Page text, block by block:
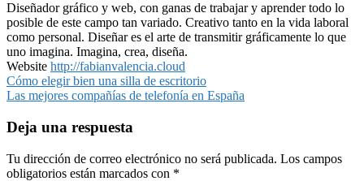
Diseñador gráfico y web, con ganas de trabajar y aprender todo lo
posible de este campo tan variado. Creativo tanto en la vida laboral
como personal. Diseñar es el arte de transmitir gráficamente lo que
uno imagina. Imagina, crea, diseña.
Website http://fabianvalencia.cloud
Navegación
de
entradas
Cómo elegir bien una silla de escritorio
Las mejores compañías de telefonía en España
Deja una respuesta
Tu dirección de correo electrónico no será publicada. Los campos
obligatorios están marcados con *